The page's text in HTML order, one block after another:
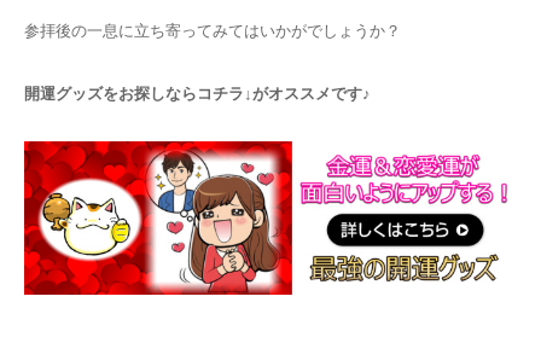
参拝後の一息に立ち寄ってみてはいかがでしょうか？
開運グッズをお探しならコチラ↓がオススメです♪